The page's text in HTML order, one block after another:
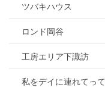
ツバキハウス
ロンド岡谷
工房エリア下諏訪
私をデイに連れてって